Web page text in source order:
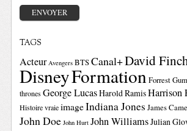
TAGS
Acteur Avengers BTSCanal+David
DisneyFormationForrest
thrones George LucasHarold RamisHarrison
Histoire vraie imageIndiana Jones James
John Doe John Hurt John WilliamsJulian